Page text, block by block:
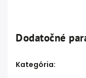
Dodatočné
Kategória: